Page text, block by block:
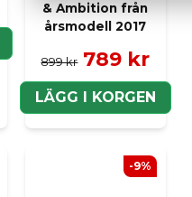
& Ambition från
årsmodell 2017
899 kr 789 kr
LÄGG I KORGEN
-9%